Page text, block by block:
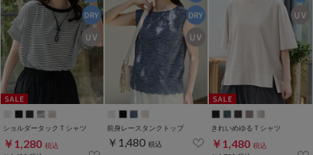
ショルダータックＴシャツ
￥1,280 税込
前身レースタンクトップ
￥1,480 税込
きれいめゆるＴシャツ
￥1,480 税込